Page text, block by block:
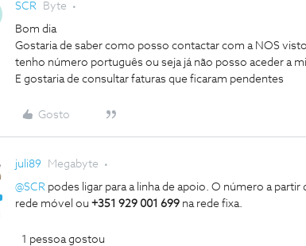
SCR Byte
Bom dia
Gostaria de saber como posso contactar com a NOS
tenho número português ou seja já não posso aceder a
E gostaria de consultar faturas que ficaram pendentes
Gosto
juli89 Megabyte
@SCR podes ligar para a linha de apoio. O número a partir
rede móvel ou +351 929 001 699 na rede fixa.
1 pessoa gostou